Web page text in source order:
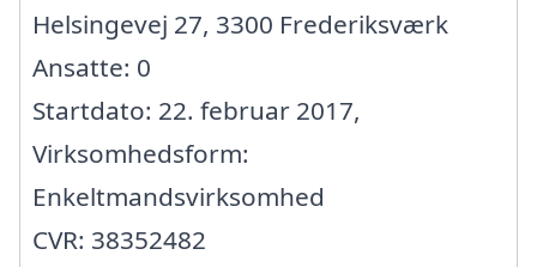
Helsingevej 27, 3300 Frederiksværk
Ansatte: 0
Startdato: 22. februar 2017,
Virksomhedsform:
Enkeltmandsvirksomhed
CVR: 38352482